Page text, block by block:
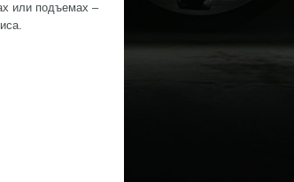
или подъемах –